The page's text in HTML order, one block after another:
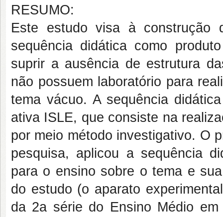
RESUMO:
Este estudo visa à construção
sequência didática como
suprir a ausência de estrutura
não possuem laboratório para
tema vácuo. A sequência
ativa ISLE, que consiste na
por meio método investigativo. O
pesquisa, aplicou a sequência
para o ensino sobre o tema e
do estudo (o aparato
da 2a série do Ensino Médio